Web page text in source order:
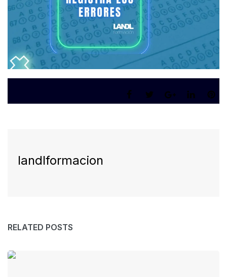
landlformacion
RELATED POSTS